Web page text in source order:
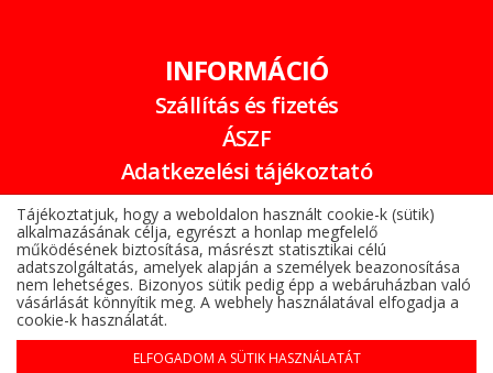
INFORMÁCIÓ
Szállítás és fizetés
ÁSZF
Adatkezelési tájékoztató
Garancia
Online elállási nyilatkozat
Tájékoztatjuk, hogy a weboldalon használt cookie-k (sütik)
alkalmazásának célja, egyrészt a honlap megfelelő
működésének biztosítása, másrészt statisztikai célú
adatszolgáltatás, amelyek alapján a személyek beazonosítása
nem lehetséges. Bizonyos sütik pedig épp a webáruházban való
vásárlását könnyítik meg. A webhely használatával elfogadja a
cookie-k használatát.
ELFOGADOM A SÜTIK HASZNÁLATÁT